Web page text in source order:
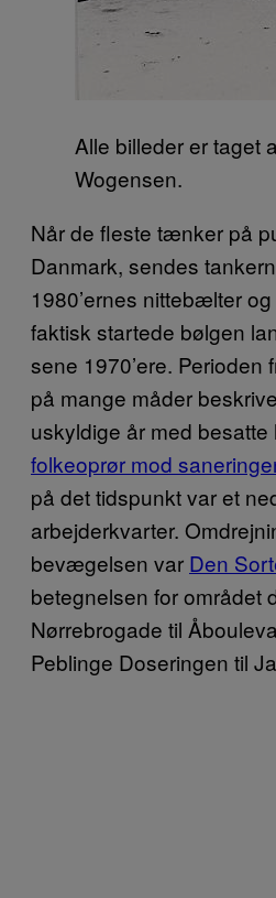
Alle billeder er taget
Wogensen.
Når de fleste tænker på
Danmark, sendes
1980’ernes nittebælter
faktisk startede bølgen
sene 1970’ere. Perioden
på mange måder
uskyldige år med besatte
folkeoprør mod
på det tidspunkt var et
arbejderkvarter.
bevægelsen var Den
betegnelsen for området
Nørrebrogade til
Peblinge Doseringen til